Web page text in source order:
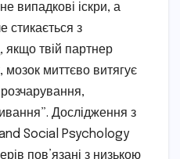
випадкові іскри, а
стикається з
якщо твій партнер
мозок миттєво витягує
Дослідження з
Social Psychology
пов’язані з низькою